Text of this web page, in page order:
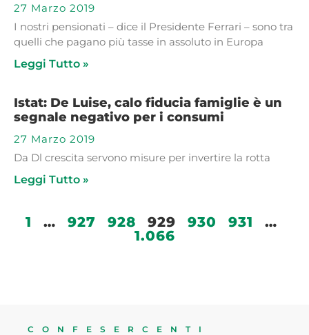
27 Marzo 2019
I nostri pensionati – dice il Presidente Ferrari – sono tra
quelli che pagano più tasse in assoluto in Europa
Leggi Tutto »
Istat: De Luise, calo fiducia famiglie è un
segnale negativo per i consumi
27 Marzo 2019
Da Dl crescita servono misure per invertire la rotta
Leggi Tutto »
1 … 927 928 929 930 931
…
1.066
CONFESERCENTI